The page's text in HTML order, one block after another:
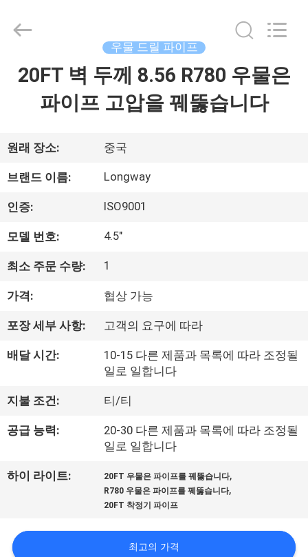
집
품
비
디
우
리
에
한
것
공
투
Langfang
우물 드릴 파이프
20FT 벽 두께 8.56 R780 우물은
파이프 고압을 꿰뚫습니다
원래 장소: 중국
브랜드 이름: Longway
인증: ISO9001
모델 번호: 4.5"
최소 주문 수량: 1
가격: 협상 가능
포장 세부 사항: 고객의 요구에 따라
배달 시간:
10-15 다른 제품과 목록에 따라 조정될
일로 일합니다
지불 조건: 티/티
공급 능력:
20-30 다른 제품과 목록에 따라 조정될
일로 일합니다
하이 라이트: 20FT 우물은 파이프를 꿰뚫습니다,
R780 우물은 파이프를 꿰뚫습니다,
20FT 착정기 파이프
최고의 가격